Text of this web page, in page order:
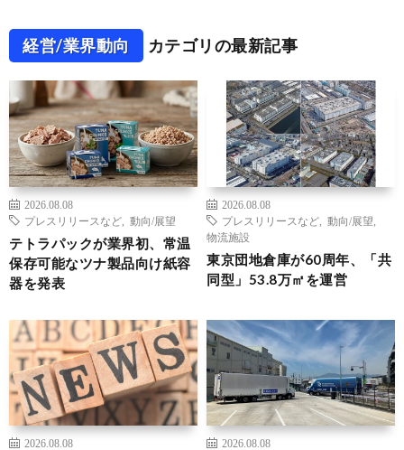
経営/業界動向 カテゴリの最新記事
2026.08.08
プレスリリースなど
動向/展望
テトラパックが業界初、常温
保存可能なツナ製品向け紙容
器を発表
2026.08.08
プレスリリースなど
動向/展望
物流施設
東京団地倉庫が60周年、「共
同型」53.8万㎡を運営
2026.08.08
2026.08.08